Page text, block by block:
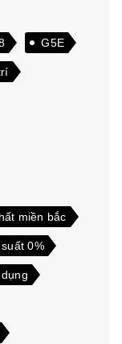
G5E
miền bắc
0%